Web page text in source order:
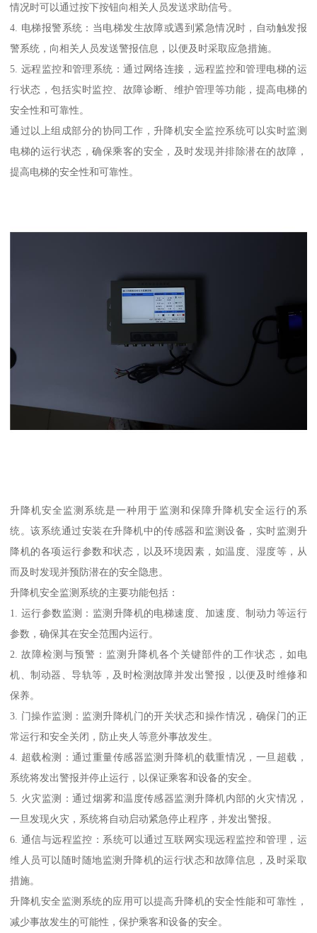
情况时可以通过按下按钮向相关人员发送求助信号。
4. 电梯报警系统：当电梯发生故障或遇到紧急情况时，自动触发报
警系统，向相关人员发送警报信息，以便及时采取应急措施。
5. 远程监控和管理系统：通过网络连接，远程监控和管理电梯的运
行状态，包括实时监控、故障诊断、维护管理等功能，提高电梯的
安全性和可靠性。
通过以上组成部分的协同工作，升降机安全监控系统可以实时监测
电梯的运行状态，确保乘客的安全，及时发现并排除潜在的故障，
提高电梯的安全性和可靠性。
升降机安全监测系统是一种用于监测和保障升降机安全运行的系
统。该系统通过安装在升降机中的传感器和监测设备，实时监测升
降机的各项运行参数和状态，以及环境因素，如温度、湿度等，从
而及时发现并预防潜在的安全隐患。
升降机安全监测系统的主要功能包括：
1. 运行参数监测：监测升降机的电梯速度、加速度、制动力等运行
参数，确保其在安全范围内运行。
2. 故障检测与预警：监测升降机各个关键部件的工作状态，如电
机、制动器、导轨等，及时检测故障并发出警报，以便及时维修和
保养。
3. 门操作监测：监测升降机门的开关状态和操作情况，确保门的正
常运行和安全关闭，防止夹人等意外事故发生。
4. 超载检测：通过重量传感器监测升降机的载重情况，一旦超载，
系统将发出警报并停止运行，以保证乘客和设备的安全。
5. 火灾监测：通过烟雾和温度传感器监测升降机内部的火灾情况，
一旦发现火灾，系统将自动启动紧急停止程序，并发出警报。
6. 通信与远程监控：系统可以通过互联网实现远程监控和管理，运
维人员可以随时随地监测升降机的运行状态和故障信息，及时采取
措施。
升降机安全监测系统的应用可以提高升降机的安全性能和可靠性，
减少事故发生的可能性，保护乘客和设备的安全。